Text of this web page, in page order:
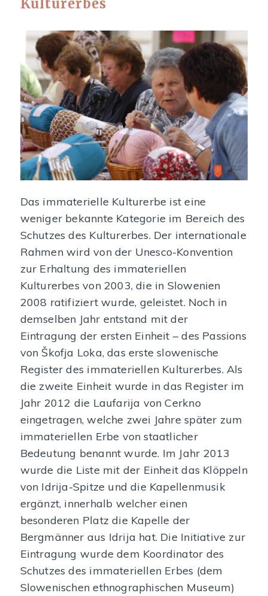
Kulturerbes
Das immaterielle Kulturerbe ist eine
weniger bekannte Kategorie im Bereich des
Schutzes des Kulturerbes. Der internationale
Rahmen wird von der Unesco-Konvention
zur Erhaltung des immateriellen
Kulturerbes von 2003, die in Slowenien
2008 ratifiziert wurde, geleistet. Noch in
demselben Jahr entstand mit der
Eintragung der ersten Einheit – des Passions
von Škofja Loka, das erste slowenische
Register des immateriellen Kulturerbes. Als
die zweite Einheit wurde in das Register im
Jahr 2012 die Laufarija von Cerkno
eingetragen, welche zwei Jahre später zum
immateriellen Erbe von staatlicher
Bedeutung benannt wurde. Im Jahr 2013
wurde die Liste mit der Einheit das Klöppeln
von Idrija-Spitze und die Kapellenmusik
ergänzt, innerhalb welcher einen
besonderen Platz die Kapelle der
Bergmänner aus Idrija hat. Die Initiative zur
Eintragung wurde dem Koordinator des
Schutzes des immateriellen Erbes (dem
Slowenischen ethnographischen Museum)